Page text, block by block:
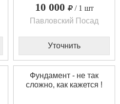
10 000
/ 1 шт
Павловский Посад
Уточнить
Фундамент - не так
сложно, как кажется !